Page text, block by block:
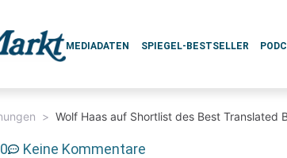
MEDIADATEN SPIEGEL-BESTSELLER
> Wolf Haas auf Shortlist des Best Translated
Keine Kommentare